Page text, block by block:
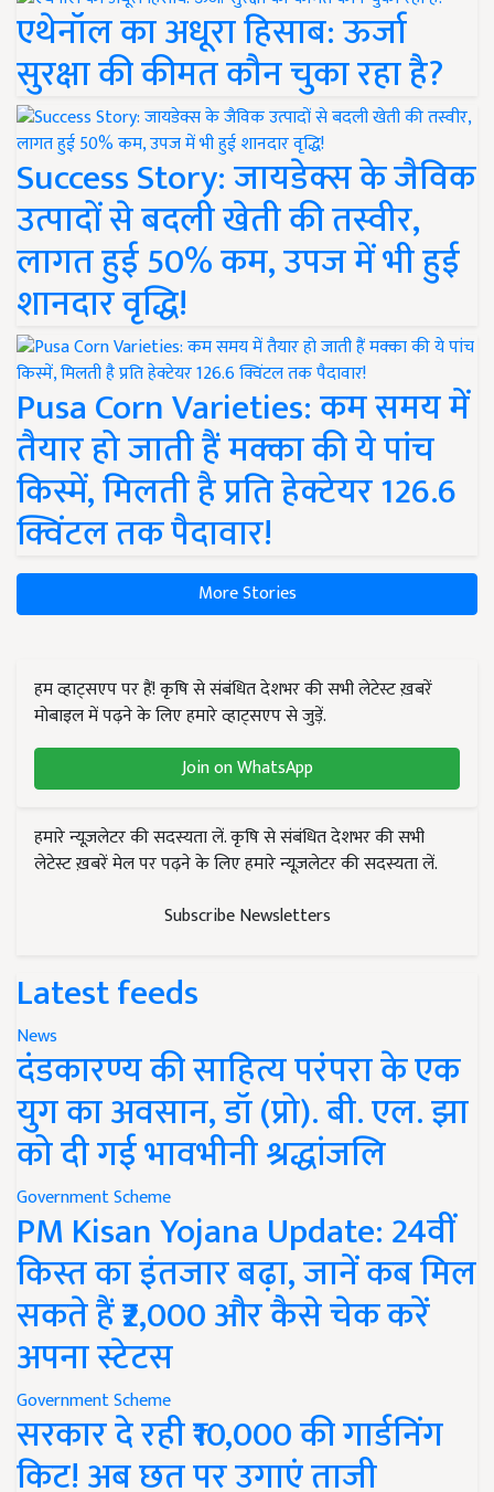
एथेनॉल का अधूरा हिसाब: ऊर्जा
सुरक्षा की कीमत कौन चुका रहा है?
Success Story: जायडेक्स के जैविक
उत्पादों से बदली खेती की तस्वीर,
लागत हुई 50% कम, उपज में भी हुई
शानदार वृद्धि!
Pusa Corn Varieties: कम समय में
तैयार हो जाती हैं मक्का की ये पांच
किस्में, मिलती है प्रति हेक्टेयर 126.6
क्विंटल तक पैदावार!
More Stories
हम व्हाट्सएप पर हैं! कृषि से संबंधित देशभर की सभी लेटेस्ट ख़बरें
मोबाइल में पढ़ने के लिए हमारे व्हाट्सएप से जुड़ें.
Join on WhatsApp
हमारे न्यूज़लेटर की सदस्यता लें. कृषि से संबंधित देशभर की सभी
लेटेस्ट ख़बरें मेल पर पढ़ने के लिए हमारे न्यूज़लेटर की सदस्यता लें.
Subscribe Newsletters
Latest feeds
News
दंडकारण्य की साहित्य परंपरा के एक
युग का अवसान, डॉ (प्रो). बी. एल. झा
को दी गई भावभीनी श्रद्धांजलि
Government Scheme
PM Kisan Yojana Update: 24वीं
किस्त का इंतजार बढ़ा, जानें कब मिल
सकते हैं ₹2,000 और कैसे चेक करें
अपना स्टेटस
Government Scheme
सरकार दे रही ₹10,000 की गार्डनिंग
किट! अब छत पर उगाएं ताजी